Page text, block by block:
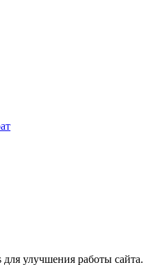
улучшения работы сайта.